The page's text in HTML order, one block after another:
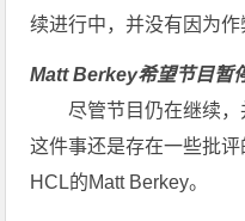
续进行中，并没有因为作
Matt Berkey希望节目暂
尽管节目仍在继续
这件事还是存在一些批
HCL的Matt Berkey。